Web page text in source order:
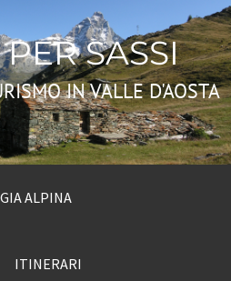
SASSI
IN VALLE D'AOSTA
ALPINA
ITINERARI